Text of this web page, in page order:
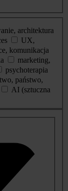
architektura
UX,
komunikacja
marketing,
psychoterapia
państwo,
AI (sztuczna